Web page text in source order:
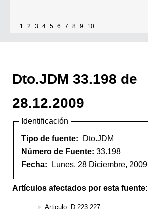
1 2 3 4 5 6 7 8 9 10
Dto.JDM 33.198 de
28.12.2009
Identificación
Tipo de fuente:
Dto.JDM
Número de Fuente: 33.198
Fecha:
Lunes, 28 Diciembre, 2009
Artículos afectados por esta fuente:
Articulo: D.223.227